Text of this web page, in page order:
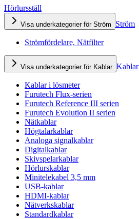
Hörlursställ
Visa underkategorier för Ström Ström
Strömfördelare, Nätfilter
Visa underkategorier för Kablar Kablar
Kablar i lösmeter
Furutech Flux-serien
Furutech Reference III serien
Furutech Evolution II serien
Nätkablar
Högtalarkablar
Analoga signalkablar
Digitalkablar
Skivspelarkablar
Hörlurskablar
Minitelekabel 3,5 mm
USB-kablar
HDMI-kablar
Nätverkskablar
Standardkablar